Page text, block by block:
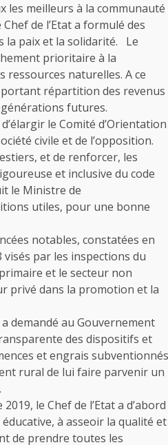
les meilleurs à la communauté
de l’Etat a formulé des
la paix et la solidarité. Le
prioritaire à la
ressources naturelles. A ce
répartition des revenus
futures.
le Comité d’Orientation
civile et de l’opposition.
et de renforcer, les
et inclusive du code
le Ministre de
utiles, pour une bonne
notables, constatées en
par les inspections du
et le secteur non
privé dans la promotion et la
demandé au Gouvernement
des dispositifs et
et engrais subventionnés
rural de lui faire parvenir un
le Chef de l’Etat a d’abord
à asseoir la qualité et
de prendre toutes les